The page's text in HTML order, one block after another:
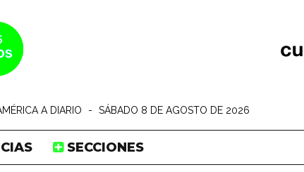
A DIARIO - SÁBADO 8 DE AGOSTO DE 2026
SECCIONES